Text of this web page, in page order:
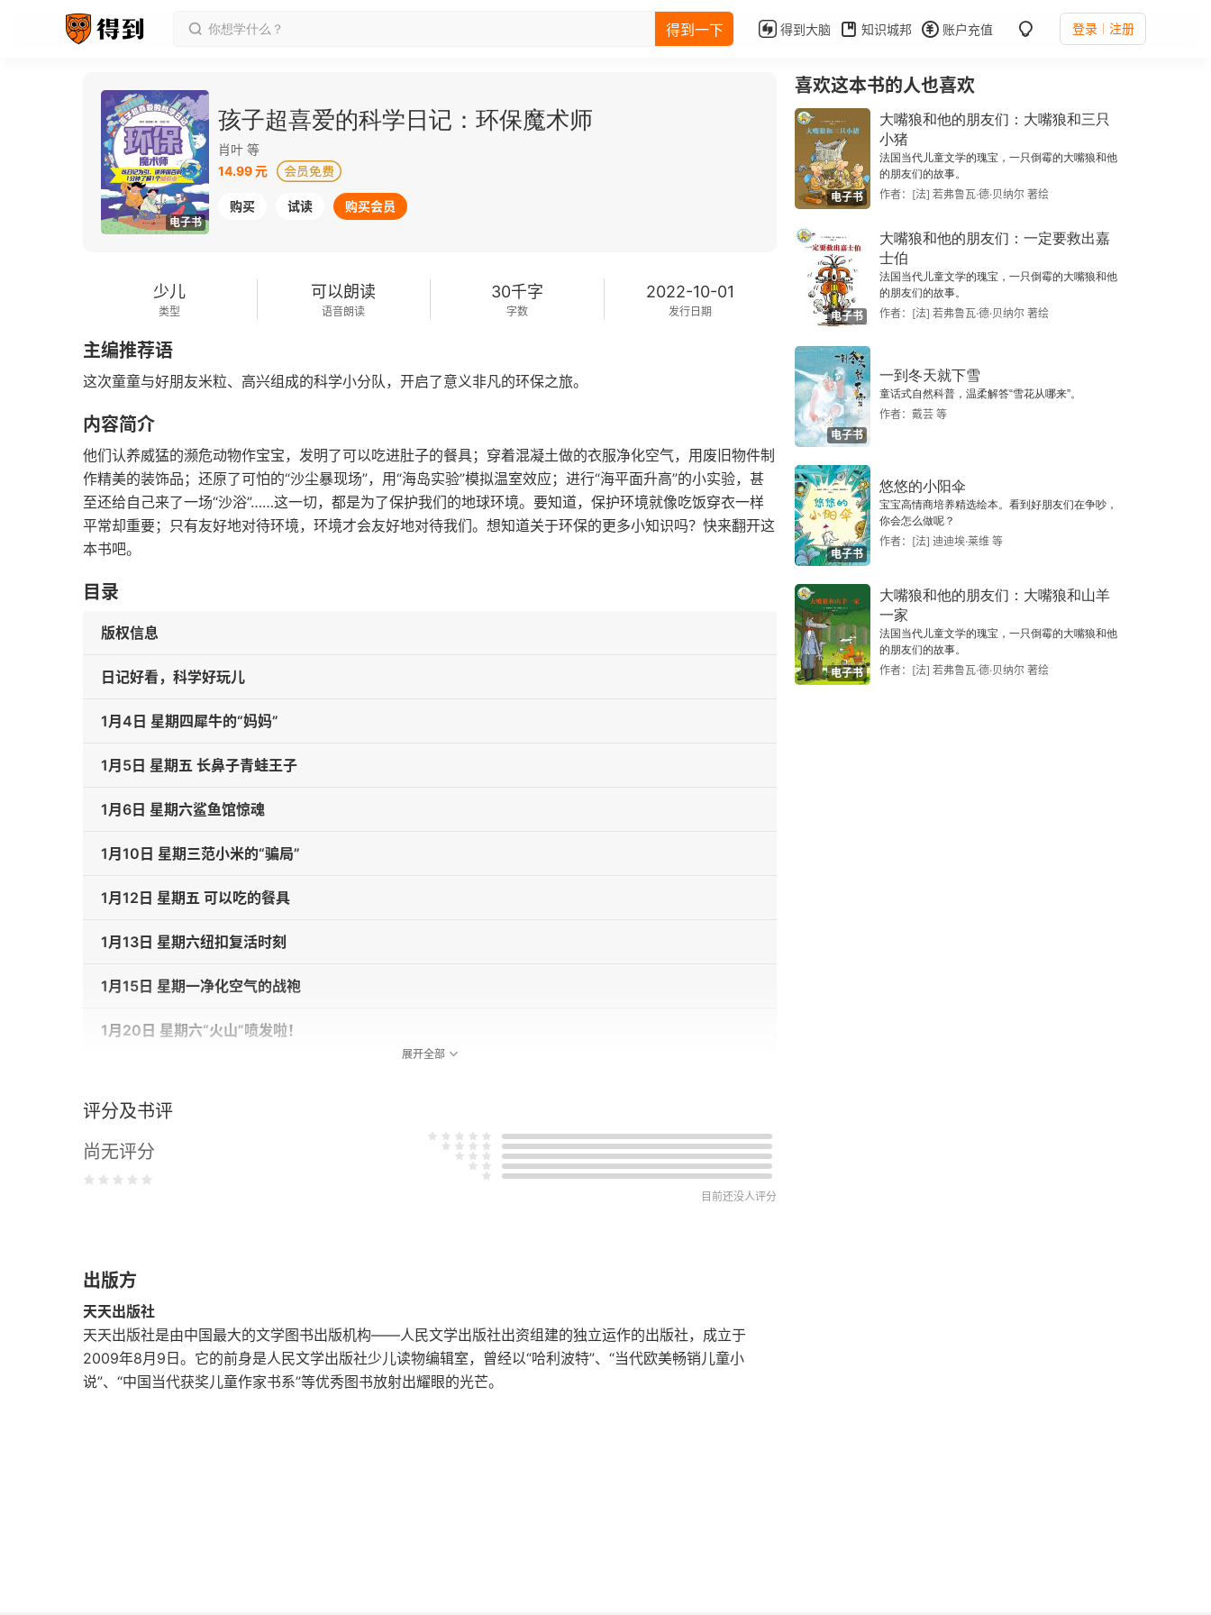
得到一下 得到大脑 知识城邦 账户充值 登录 注册
电子书
孩子超喜爱的科学日记：环保魔术师
肖叶 等
14.99 元
购买 试读 购买会员
少儿
类型
可以朗读
语音朗读
30千字
字数
2022-10-01
发行日期
主编推荐语
这次童童与好朋友米粒、高兴组成的科学小分队，开启了意义非凡的环保之旅。
内容简介
他们认养威猛的濒危动物作宝宝，发明了可以吃进肚子的餐具；穿着混凝土做的衣服净化空气，用废旧物件制
作精美的装饰品；还原了可怕的“沙尘暴现场”，用“海岛实验”模拟温室效应；进行“海平面升高”的小实验，甚
至还给自己来了一场“沙浴”……这一切，都是为了保护我们的地球环境。要知道，保护环境就像吃饭穿衣一样
平常却重要；只有友好地对待环境，环境才会友好地对待我们。想知道关于环保的更多小知识吗？快来翻开这
本书吧。
目录
版权信息
日记好看，科学好玩儿
1月4日 星期四犀牛的“妈妈”
1月5日 星期五 长鼻子青蛙王子
1月6日 星期六鲨鱼馆惊魂
1月10日 星期三范小米的“骗局”
1月12日 星期五 可以吃的餐具
1月13日 星期六纽扣复活时刻
1月15日 星期一净化空气的战袍
1月20日 星期六“火山”喷发啦！
3月10日 星期六纸箱做的家
3月12日 星期一还原“沙尘暴现场”
3月31日 星期六家里的熄灯日
4月4日 星期三非常特别的早餐
展开全部
评分及书评
尚无评分
目前还没人评分
出版方
天天出版社
天天出版社是由中国最大的文学图书出版机构——人民文学出版社出资组建的独立运作的出版社，成立于
2009年8月9日。它的前身是人民文学出版社少儿读物编辑室，曾经以“哈利波特”、“当代欧美畅销儿童小
说”、“中国当代获奖儿童作家书系”等优秀图书放射出耀眼的光芒。
喜欢这本书的人也喜欢
电子书
大嘴狼和他的朋友们：大嘴狼和三只
小猪
法国当代儿童文学的瑰宝，一只倒霉的大嘴狼和他
的朋友们的故事。
作者：[法] 若弗鲁瓦·德·贝纳尔 著绘
电子书
大嘴狼和他的朋友们：一定要救出嘉
士伯
法国当代儿童文学的瑰宝，一只倒霉的大嘴狼和他
的朋友们的故事。
作者：[法] 若弗鲁瓦·德·贝纳尔 著绘
电子书
一到冬天就下雪
童话式自然科普，温柔解答“雪花从哪来”。
作者：戴芸 等
电子书
悠悠的小阳伞
宝宝高情商培养精选绘本。看到好朋友们在争吵，
你会怎么做呢？
作者：[法] 迪迪埃·莱维 等
电子书
大嘴狼和他的朋友们：大嘴狼和山羊
一家
法国当代儿童文学的瑰宝，一只倒霉的大嘴狼和他
的朋友们的故事。
作者：[法] 若弗鲁瓦·德·贝纳尔 著绘